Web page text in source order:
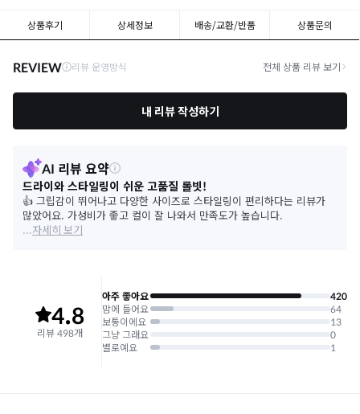
상품후기 상세정보 배송/교환/반품 상품문의